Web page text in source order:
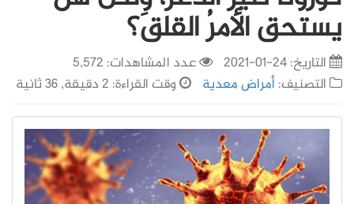
يستحق الأمرُ القلقَ؟
التاريخ:24-01-2021
عدد المشاهدات: 5,572
التصنيف:أمراض معدية وقت القراءة: 2 دقيقة, 36 ثانية